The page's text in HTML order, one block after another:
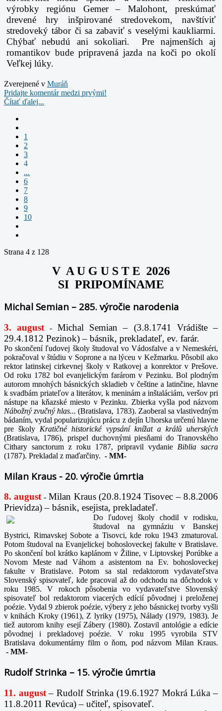
výrobky regiónu Gemer – Malohont, preskúmať
drevené hry inšpirované stredovekom, navštíviť
stredoveký tábor či sa zabaviť s veselými kaukliarmi.
Chýbať nebudú ani sokoliari. Pre najmenších aj
romantikov bude pripravená jazda na koči po okolí
Veľkej lúky.
Zverejnené v Muráň
Pridajte komentár medzi prvými!
Čítať ďalej...
1
2
3
4
...
6
7
8
9
10
Strana 4 z 128
V A U G U S T E 2026
SI PRIPOMÍNAME
Michal Semian – 285. výročie narodenia
3. august -Michal Semian – (3.8.1741 Vrádište –
29.4.1812 Pezinok) – básnik, prekladateľ, ev. farár.
Po skončení ľudovej školy študoval vo Vádosfalve a v Nemeskéri,
pokračoval v štúdiu v Soprone a na lýceu v Kežmarku. Pôsobil ako
rektor latinskej cirkevnej školy v Ratkovej a konrektor v Prešove.
Od roku 1782 bol evanjelickým farárom v Pezinku. Bol plodným
autorom mnohých básnických skladieb v češtine a latinčine, hlavne
k svadbám priateľov a literátov, k meninám a inštaláciám, veršov pri
nástupe na kňazské miesto v Pezinku. Zbierka vyšla pod názvom
Nábožný zvučný hlas...(Bratislava, 1783). Zaoberal sa vlastivedným
bádaním, vydal popularizujúcu prácu z dejín Uhorska určenú hlavne
pre školy Kratičné historické vypsání knížat a králů uherských
(Bratislava, 1786), prispel duchovnými piesňami do Tranovského
Cithary sanctorum z roku 1787, pripravil vydanie Biblia sacra
(1787). Prekladal z maďarčiny. - MM-
Milan Kraus - 20. výročie úmrtia
8. august-Milan Kraus (20.8.1924 Tisovec – 8.8.2006
Prievidza) – básnik, esejista, prekladateľ.
Do ľudovej školy chodil v rodisku,
študoval na gymnáziu v Banskej
Bystrici, Rimavskej Sobote a Tisovci, kde roku 1943 zmaturoval.
Potom študoval na Evanjelickej bohosloveckej fakulte v Bratislave.
Po skončení bol krátko kaplánom v Žiline, v Liptovskej Porúbke a
Novom Meste nad Váhom a asistentom na Ev. bohosloveckej
fakulte v Bratislave. Potom sa stal redaktorom vydavateľstva
Slovenský spisovateľ, kde pracoval až do odchodu na dôchodok v
roku 1985. V rokoch pôsobenia vo vydavateľstve Slovenský
spisovateľ bol redaktorom viacerých edícií pôvodnej i preloženej
poézie. Vydal 9 zbierok poézie, výbery z jeho básnickej tvorby vyšli
v knihách Kroky (1961), Z lyriky (1975), Nálady (1979, 1983). Je
tiež autorom knihy esejí Zábery (1980). Zostavil antológie a edície
pôvodnej i prekladovej poézie. V roku 1995 vyrobila STV
Bratislava dokumentárny film o ňom, pod názvom Milan Kraus.
- MM-
Rudolf Strinka – 15. výročie úmrtia
11. august – Rudolf Strinka (19.6.1927 Mokrá Lúka –
11.8.2011 Revúca) – učiteľ, spisovateľ.